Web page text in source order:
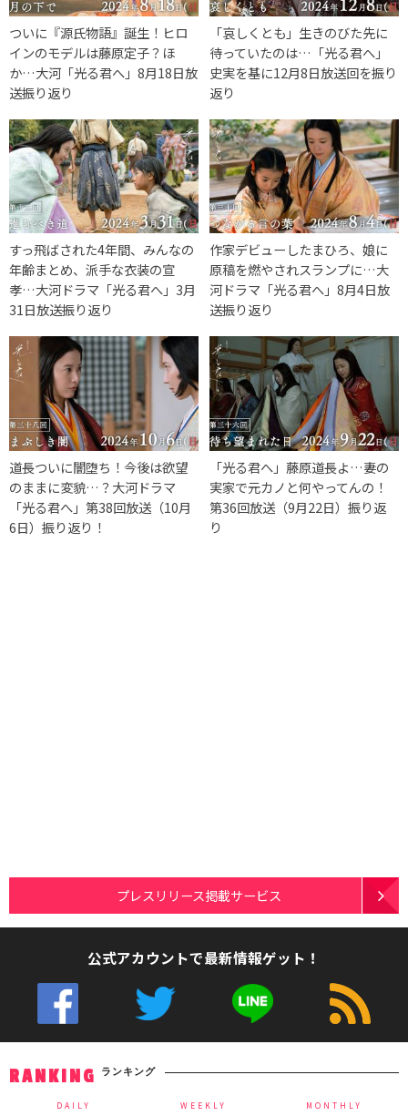
ついに『源氏物語』誕生！ヒロ
インのモデルは藤原定子？ほ
か…大河「光る君へ」8月18日放
送振り返り
「哀しくとも」生きのびた先に
待っていたのは…「光る君へ」
史実を基に12月8日放送回を振り
返り
すっ飛ばされた4年間、みんなの
年齢まとめ、派手な衣装の宣
孝…大河ドラマ「光る君へ」3月
31日放送振り返り
作家デビューしたまひろ、娘に
原稿を燃やされスランプに…大
河ドラマ「光る君へ」8月4日放
送振り返り
道長ついに闇堕ち！今後は欲望
のままに変貌…？大河ドラマ
「光る君へ」第38回放送（10月
6日）振り返り！
「光る君へ」藤原道長よ…妻の
実家で元カノと何やってんの！
第36回放送（9月22日）振り返
り
プレスリリース掲載サービス
公式アカウントで最新情報ゲット！
RANKING ランキング
DAILY WEEKLY MONTHLY